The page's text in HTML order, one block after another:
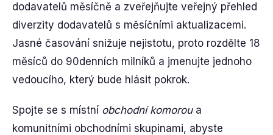
dodavatelů měsíčně a zveřejňujte veřejný přehled
diverzity dodavatelů s měsíčními aktualizacemi.
Jasné časování snižuje nejistotu, proto rozdělte 18
měsíců do 90denních milníků a jmenujte jednoho
vedoucího, který bude hlásit pokrok.
Spojte se s místní obchodní komoroua
komunitními obchodními skupinami, abyste